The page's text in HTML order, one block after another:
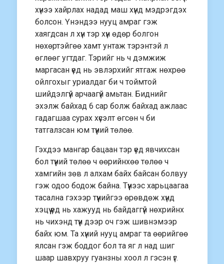
хүнээ хайрлах надад маш хүнд мэдрэгдэх
болсон. Үнэндээ нууц амраг гэж
хаягдсан л хүн тэр хүн өдөр болгон
нөхөртэйгөө хамт унтаж тэрэнтэй л
өглөөг угтдаг. Тэрийг нь ч дэмжиж
маргасан үед нь эвлэрхийг ятгаж нөхрөө
ойлгохыг уриалдаг би ч тоймтой
шийдэлгүй арчаагүй амьтан. Биднийг
эхэлж байхад 6 сар болж байхад ажлаас
гадагшаа сурах хүсэлт өгсөн ч би
татгалзсан юм түүний төлөө.
Гэхдээ мангар бацаан тэр үед явчихсан
бол түүний төлөө ч өөрийнхөө төлөө ч
хамгийн зөв л алхам байх байсан болвуу
гэж одоо бодож байна. Түүнээс харьцаагаа
тасална гэхээр түүнийгээ өрөвдөж хүнд
хэцүү үед нь хажууд нь байдаггүй нөхрийнх
нь чихэнд түүн дээр оч гэж шивнэмээр
байх юм. Та хүний нууц амраг та өөрийгөө
ялсан гэж боддог бол та яг л над шиг
шаар шавхруу гуанзны хоол л гэсэн үг.